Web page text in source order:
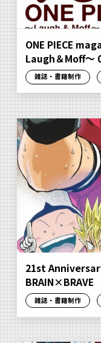
ONE PIECE
Laugh＆Moff～
雑誌・書籍制作
21st
BRAIN×BRAVE
雑誌・書籍制作